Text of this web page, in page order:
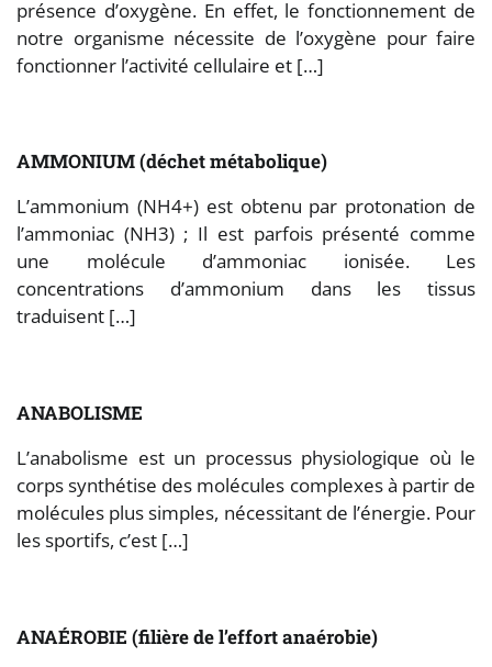
présence d’oxygène. En effet, le fonctionnement de
notre organisme nécessite de l’oxygène pour faire
fonctionner l’activité cellulaire et […]
AMMONIUM (déchet métabolique)
L’ammonium (NH4+) est obtenu par protonation de
l’ammoniac (NH3) ; Il est parfois présenté comme
une molécule d’ammoniac ionisée. Les
concentrations d’ammonium dans les tissus
traduisent […]
ANABOLISME
L’anabolisme est un processus physiologique où le
corps synthétise des molécules complexes à partir de
molécules plus simples, nécessitant de l’énergie. Pour
les sportifs, c’est […]
ANAÉROBIE (filière de l’effort anaérobie)